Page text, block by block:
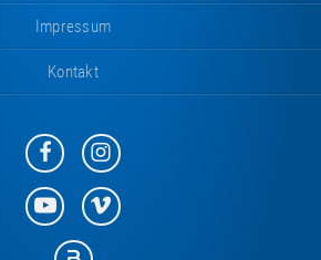
Impressum
Kontakt
Eurotramp
auf
Facebook
Eurotramp
auf
Instagram
Eurotramp
auf
YouTube
Eurotramp
auf
Eurotramp